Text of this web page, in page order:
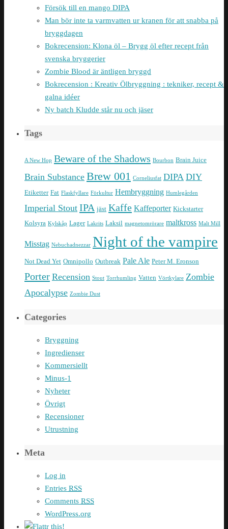
Försök till en mango DIPA
Man bör inte ta varmvatten ur kranen för att snabba på
bryggdagen
Bokrecension: Klona öl – Brygg öl efter recept från
svenska bryggerier
Zombie Blood är äntligen bryggd
Bokrecension : Kreativ Ölbryggning : tekniker, recept &
galna idéer
Ny batch Kludde står nu och jäser
Tags
A New Hop Beware of the Shadows Bourbon Brain Juice
Brain Substance Brew 001 Corneliusfat DIPA DIY
Etiketter Fat Flaskfyllare Förkultur Hembryggning Humlegården
Imperial Stout IPA jäst Kaffe Kaffeporter Kickstarter
Kolsyra Kylskåp Lager Lakrits Laksil magnetomrörare maltkross Malt Mill
Misstag Nebuchadnezzar Night of the vampire
Not Dead Yet Omnipollo Outbreak Pale Ale Peter M. Eronson
Porter Recension Stout Torrhumling Vatten Vörtkylare Zombie
Apocalypse Zombie Dust
Categories
Bryggning
Ingredienser
Kommersiellt
Minus-1
Nyheter
Övrigt
Recensioner
Utrustning
Meta
Log in
Entries RSS
Comments RSS
WordPress.org